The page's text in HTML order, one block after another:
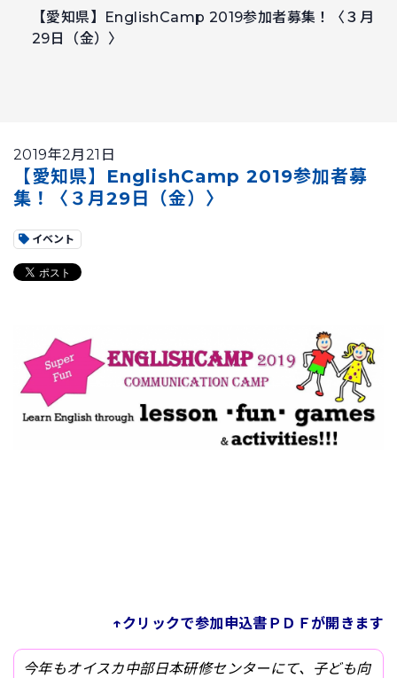
【愛知県】EnglishCamp 2019参加者募集！〈３月
29日（金）〉
2019年2月21日
【愛知県】EnglishCamp 2019参加者募
集！〈３月29日（金）〉
イベント
↑クリックで参加申込書ＰＤＦが開きます
今年もオイスカ中部日本研修センターにて、子ども向